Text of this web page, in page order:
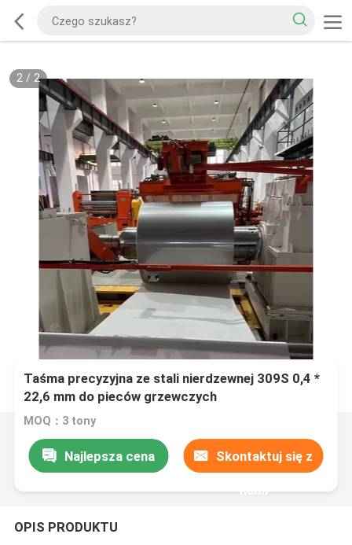
2/ 2
Taśma precyzyjna ze stali nierdzewnej 309S 0,4 *
22,6 mm do pieców grzewczych
MOQ：3 tony
Najlepsza cena Skontaktuj się z
nami
OPIS PRODUKTU